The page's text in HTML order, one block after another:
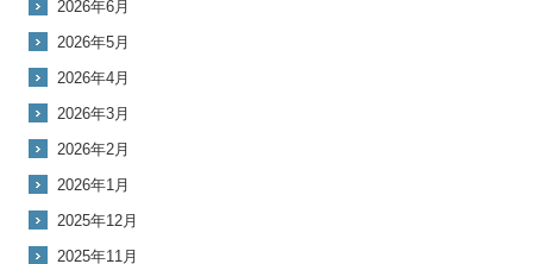
2026年6月
2026年5月
2026年4月
2026年3月
2026年2月
2026年1月
2025年12月
2025年11月